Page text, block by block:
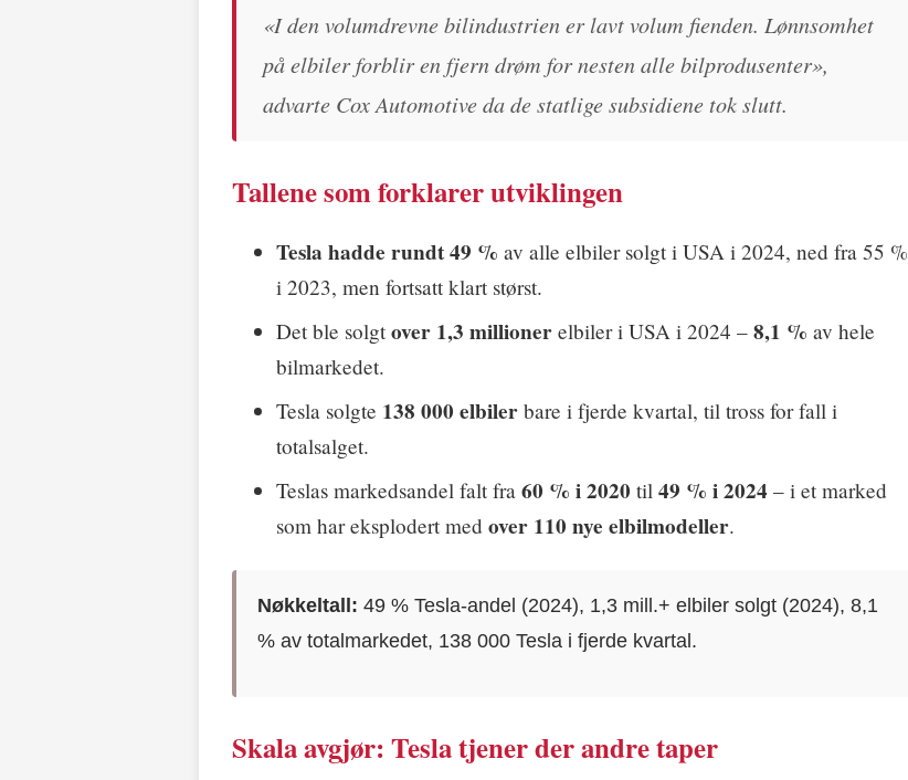
«I den volumdrevne bilindustrien er lavt volum fienden. Lønnsomhet
på elbiler forblir en fjern drøm for nesten alle bilprodusenter»,
advarte Cox Automotive da de statlige subsidiene tok slutt.
Tallene som forklarer utviklingen
Tesla hadde rundt 49 % av alle elbiler solgt i USA i 2024, ned fra 55 %
i 2023, men fortsatt klart størst.
Det ble solgt over 1,3 millioner elbiler i USA i 2024 – 8,1 % av hele
bilmarkedet.
Tesla solgte 138 000 elbiler bare i fjerde kvartal, til tross for fall i
totalsalget.
Teslas markedsandel falt fra 60 % i 2020 til 49 % i 2024 – i et marked
som har eksplodert med over 110 nye elbilmodeller.
Nøkkeltall: 49 % Tesla-andel (2024), 1,3 mill.+ elbiler solgt (2024), 8,1
% av totalmarkedet, 138 000 Tesla i fjerde kvartal.
Skala avgjør: Tesla tjener der andre taper